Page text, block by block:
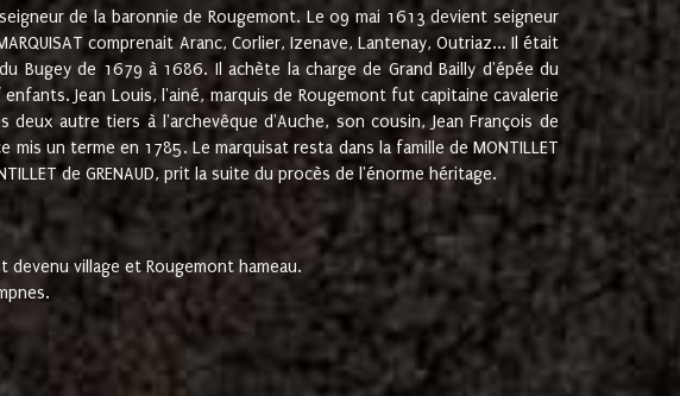
de la baronnie de Rougemont. Le 09 mai 1613 devient seigneur
comprenait Aranc, Corlier, Izenave, Lantenay, Outriaz... Il était
Bugey de 1679 à 1686. Il achète la charge de Grand Bailly d'épée du
Jean Louis, l'ainé, marquis de Rougemont fut capitaine cavalerie
autre tiers à l'archevêque d'Auche, son cousin, Jean François de
un terme en 1785. Le marquisat resta dans la famille de MONTILLET
de GRENAUD, prit la suite du procès de l'énorme héritage.
village et Rougemont hameau.